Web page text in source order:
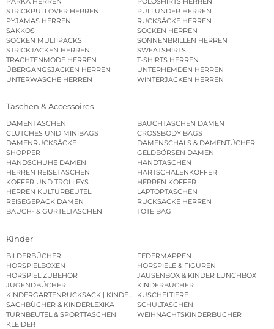
STRICKPULLOVER HERREN
PULLUNDER HERREN
PYJAMAS HERREN
RUCKSÄCKE HERREN
SAKKOS
SOCKEN HERREN
SOCKEN MULTIPACKS
SONNENBRILLEN HERREN
STRICKJACKEN HERREN
SWEATSHIRTS
TRACHTENMODE HERREN
T-SHIRTS HERREN
ÜBERGANGSJACKEN HERREN
UNTERHEMDEN HERREN
UNTERWÄSCHE HERREN
WINTERJACKEN HERREN
Taschen & Accessoires
DAMENTASCHEN
BAUCHTASCHEN DAMEN
CLUTCHES UND MINIBAGS
CROSSBODY BAGS
DAMENRUCKSÄCKE
DAMENSCHALS & DAMENTÜCHER
SHOPPER
GELDBÖRSEN DAMEN
HANDSCHUHE DAMEN
HANDTASCHEN
HERREN REISETASCHEN
HARTSCHALENKOFFER
KOFFER UND TROLLEYS
HERREN KOFFER
HERREN KULTURBEUTEL
LAPTOPTASCHEN
REISEGEPÄCK DAMEN
RUCKSÄCKE HERREN
BAUCH- & GÜRTELTASCHEN
TOTE BAG
Kinder
BILDERBÜCHER
FEDERMAPPEN
HÖRSPIELBOXEN
HÖRSPIELE & FIGUREN
HÖRSPIEL ZUBEHÖR
JAUSENBOX & KINDER LUNCHBOX
JUGENDBÜCHER
KINDERBÜCHER
KINDERGARTENRUCKSACK | KINDERGARTENBEUTEL
KUSCHELTIERE
SACHBÜCHER & KINDERLEXIKA
SCHULTASCHEN
TURNBEUTEL & SPORTTASCHEN
WEIHNACHTSKINDERBÜCHER
KLEIDER